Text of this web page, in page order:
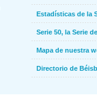
Estadísticas de la
Serie 50, la Serie
Mapa de nuestra
Directorio de